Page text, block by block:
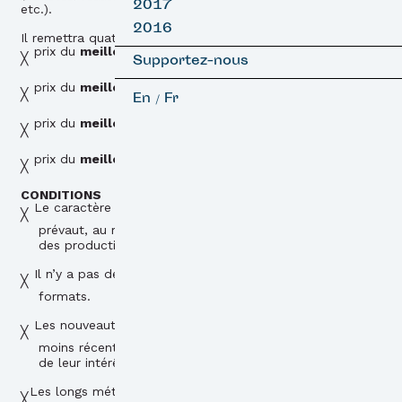
2017
2016
Supportez-nous
En / Fr
etc.).
Il remettra quatre prix :
prix du meilleur long métrage skateboard
prix du meilleur long métrage surf
prix du meilleur court métrage skateboard
prix du meilleur court métrage surf
CONDITIONS
Le caractère cinématographique des films proposés
prévaut, au même titre que le caractère indépendant
des productions.
Il n’y a pas de restriction de durées, de genres ou de
formats.
Les nouveautés sont privilégiées mais des productions
moins récentes peuvent être sélectionnées en fonction
de leur intérêt et de leurs thématiques.
Les longs métrages ne doivent pas être en libre accès